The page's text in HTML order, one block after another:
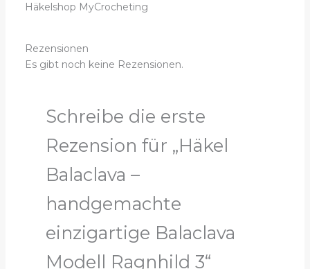
Häkelshop MyCrocheting
Rezensionen
Es gibt noch keine Rezensionen.
Schreibe die erste
Rezension für „Häkel
Balaclava –
handgemachte
einzigartige Balaclava
Modell Ragnhild 3“